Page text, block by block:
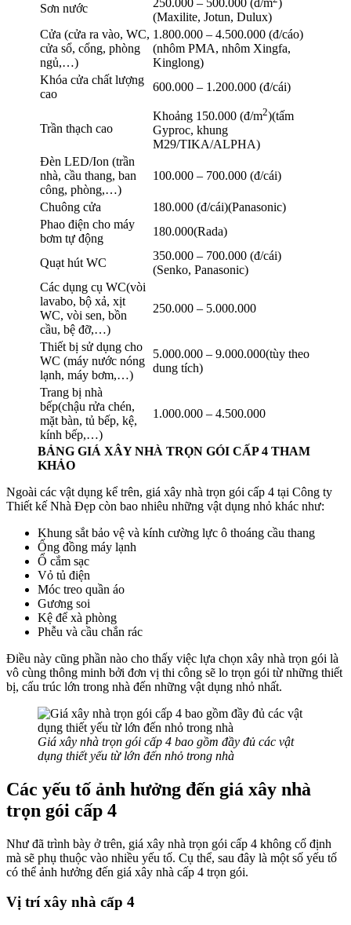
Sơn nước 250.000 – 500.000 (đ/m )
(Maxilite, Jotun, Dulux)
Cửa (cửa ra vào, WC,
cửa sổ, cổng, phòng
ngủ,…)
1.800.000 – 4.500.000 (đ/cáo)
(nhôm PMA, nhôm Xingfa,
Kinglong)
Khóa cửa chất lượng
cao
600.000 – 1.200.000 (đ/cái)
Trần thạch cao
Khoảng 150.000 (đ/m2)(tấm
Gyproc, khung
M29/TIKA/ALPHA)
Đèn LED/Ion (trần
nhà, cầu thang, ban
công, phòng,…)
100.000 – 700.000 (đ/cái)
Chuông cửa
180.000 (đ/cái)(Panasonic)
Phao điện cho máy
bơm tự động
180.000(Rada)
Quạt hút WC
350.000 – 700.000 (đ/cái)
(Senko, Panasonic)
Các dụng cụ WC(vòi
lavabo, bộ xả, xịt
WC, vòi sen, bồn
cầu, bệ đỡ,…)
250.000 – 5.000.000
Thiết bị sử dụng cho
WC (máy nước nóng
lạnh, máy bơm,…)
5.000.000 – 9.000.000(tùy theo
dung tích)
Trang bị nhà
bếp(chậu rửa chén,
mặt bàn, tủ bếp, kệ,
kính bếp,…)
1.000.000 – 4.500.000
BẢNG GIÁ XÂY NHÀ TRỌN GÓI CẤP 4 THAM
KHẢO
Ngoài các vật dụng kể trên, giá xây nhà trọn gói cấp 4 tại Công ty
Thiết kế Nhà Đẹp còn bao nhiêu những vật dụng nhỏ khác như:
Khung sắt bảo vệ và kính cường lực ô thoáng cầu thang
Ống đồng máy lạnh
Ổ cắm sạc
Vỏ tủ điện
Móc treo quần áo
Gương soi
Kệ để xà phòng
Phễu và cầu chắn rác
Điều này cũng phần nào cho thấy việc lựa chọn xây nhà trọn gói là
vô cùng thông minh bởi đơn vị thi công sẽ lo trọn gói từ những thiết
bị, cấu trúc lớn trong nhà đến những vật dụng nhỏ nhất.
Giá xây nhà trọn gói cấp 4 bao gồm đầy đủ các vật
dụng thiết yếu từ lớn đến nhỏ trong nhà
Các yếu tố ảnh hưởng đến giá xây nhà
trọn gói cấp 4
Như đã trình bày ở trên, giá xây nhà trọn gói cấp 4 không cố định
mà sẽ phụ thuộc vào nhiều yếu tố. Cụ thể, sau đây là một số yếu tố
có thể ảnh hưởng đến giá xây nhà cấp 4 trọn gói.
Vị trí xây nhà cấp 4